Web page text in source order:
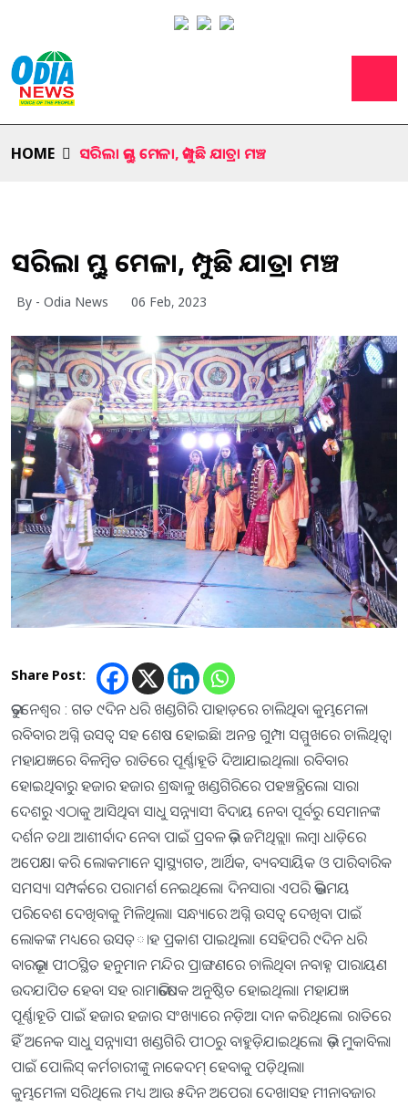
HOME ସରିଲା କୁମ୍ଭ ମେଳା, କମ୍ପୁଛି ଯାତ୍ରା ମଞ୍ଚ
ସରିଲା କୁମ୍ଭ ମେଳା, କମ୍ପୁଛି ଯାତ୍ରା ମଞ୍ଚ
By - Odia News 06 Feb, 2023
Share Post:
ଭୁବନେଶ୍ୱର : ଗତ ୯ଦିନ ଧରି ଖଣ୍ଡଗିରି ପାହାଡ଼ରେ ଚାଲିଥିବା କୁମ୍ଭମେଳା
ରବିବାର ଅଗ୍ନି ଉସତ୍ବ ସହ ଶେଷ ହୋଇଛି। ଅନନ୍ତ ଗୁମ୍ପା ସମ୍ମୁଖରେ ଚାଲିଥିତ୍ବା
ମହାଯଜ୍ଞରେ ବିଳମ୍ବିତ ରାତିରେ ପୂର୍ଣ୍ଣାହୂତି ଦିଆଯାଇଥିଲା। ରବିବାର
ହୋଇଥିବାରୁ ହଜାର ହଜାର ଶ୍ରଦ୍ଧାଳୁ ଖଣ୍ଡଗିରିରେ ପହଞ୍ଚତ୍ଥିଲେ। ସାରା
ଦେଶରୁ ଏଠାକୁ ଆସିଥିବା ସାଧୁ ସନ୍ନ୍ୟାସୀ ବିଦାୟ ନେବା ପୂର୍ବରୁ ସେମାନଙ୍କ
ଦର୍ଶନ ତଥା ଆଶୀର୍ବାଦ ନେବା ପାଇଁ ପ୍ରବଳ ଭିଡ଼ ଜମିଥିତ୍ଲା। ଲମ୍ବା ଧାଡ଼ିରେ
ଅପେକ୍ଷା କରି ଲୋକମାନେ ସ୍ବାସ୍ଥ୍ୟଗତ, ଆର୍ଥିକ, ବ୍ୟବସାୟିକ ଓ ପାରିବାରିକ
ସମସ୍ୟା ସମ୍ପର୍କରେ ପରାମର୍ଶ ନେଇଥିଲେ। ଦିନସାରା ଏପରି ଭକ୍ତିମୟ
ପରିବେଶ ଦେଖିବାକୁ ମିଳିଥିଲା। ସନ୍ଧ୍ୟାରେ ଅଗ୍ନି ଉସତ୍ବ ଦେଖିବା ପାଇଁ
ଲୋକଙ୍କ ମଧ୍ୟରେ ଉସତ୍ାହ ପ୍ରକାଶ ପାଇଥିଲା। ସେହିପରି ୯ଦିନ ଧରି
ବାରଭୂଜା ପୀଠସ୍ଥିତ ହନୁମାନ ମନ୍ଦିର ପ୍ରାଙ୍ଗଣରେ ଚାଲିଥିବା ନବାହ୍ନ ପାରାୟଣ
ଉଦଯାପିତ ହେବା ସହ ରାମାଭିଷେକ ଅନୁଷ୍ଠିତ ହୋଇଥିଲା। ମହାଯଜ୍ଞ
ପୂର୍ଣ୍ଣାହୂତି ପାଇଁ ହଜାର ହଜାର ସଂଖ୍ୟାରେ ନଡ଼ିଆ ଦାନ କରିଥିଲେ। ରାତିରେ
ହିଁ ଅନେକ ସାଧୁ ସନ୍ନ୍ୟାସୀ ଖଣ୍ଡଗିରି ପୀଠରୁ ବାହୁଡ଼ିଯାଇଥିଲେ। ଭିଡ଼ ମୁକାବିଲା
ପାଇଁ ପୋଲିସ୍‌ କର୍ମଚାରୀଙ୍କୁ ନାକେଦମ୍‌ ହେବାକୁ ପଡ଼ିଥିଲା।
କୁମ୍ଭମେଳା ସରିଥିଲେ ମଧ୍ୟ ଆଉ ୫ଦିନ ଅପେରା ଦେଖାସହ ମୀନାବଜାର